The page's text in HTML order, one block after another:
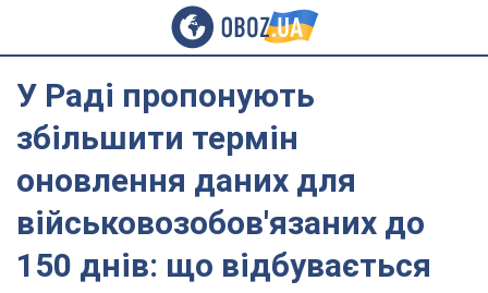
У Раді пропонують
збільшити термін
оновлення даних для
військовозобов'язаних до
150 днів: що відбувається